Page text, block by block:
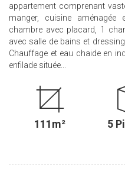
appartement comprenant
manger, cuisine aménagée
chambre avec placard, 1
avec salle de bains et
Chauffage et eau chaide en
enfilade située...
111m² 5